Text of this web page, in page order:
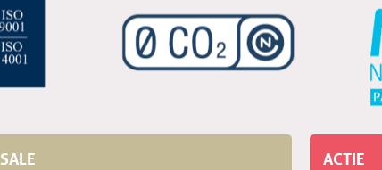
SALE ACTIE